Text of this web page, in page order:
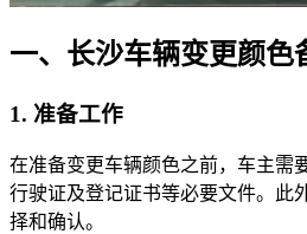
一、长沙车辆变更颜色
1. 准备工作
在准备变更车辆颜色之前，车主需
行驶证及登记证书等必要文件。此
择和确认。